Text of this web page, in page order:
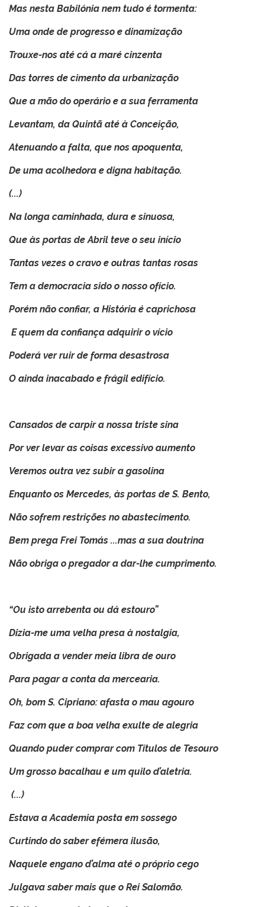
Mas nesta Babilónia nem tudo é tormenta:
Uma onde de progresso e dinamização
Trouxe-nos até cá a maré cinzenta
Das torres de cimento da urbanização
Que a mão do operário e a sua ferramenta
Levantam, da Quintã até à Conceição,
Atenuando a falta, que nos apoquenta,
De uma acolhedora e digna habitação.
(...)
Na longa caminhada, dura e sinuosa,
Que às portas de Abril teve o seu início
Tantas vezes o cravo e outras tantas rosas
Tem a democracia sido o nosso ofício.
Porém não confiar, a História é caprichosa
E quem da confiança adquirir o vício
Poderá ver ruir de forma desastrosa
O ainda inacabado e frágil edifício.
Cansados de carpir a nossa triste sina
Por ver levar as coisas excessivo aumento
Veremos outra vez subir a gasolina
Enquanto os Mercedes, às portas de S. Bento,
Não sofrem restrições no abastecimento.
Bem prega Frei Tomás ...mas a sua doutrina
Não obriga o pregador a dar-lhe cumprimento.
“Ou isto arrebenta ou dá estouro”
Dizia-me uma velha presa à nostalgia,
Obrigada a vender meia libra de ouro
Para pagar a conta da mercearia.
Oh, bom S. Cipriano: afasta o mau agouro
Faz com que a boa velha exulte de alegria
Quando puder comprar com Títulos de Tesouro
Um grosso bacalhau e um quilo d’aletria.
(...)
Estava a Academia posta em sossego
Curtindo do saber efémera ilusão,
Naquele engano d’alma até o próprio cego
Julgava saber mais que o Rei Salomão.